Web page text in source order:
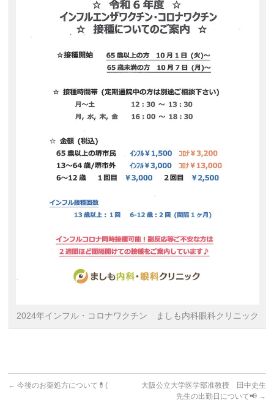
2024年インフル・コロナワクチン ましも内科眼科クリニック
← 今後のお薬処方について💊(
大阪公立大学医学部准教授 田中史生
先生の出勤日について📢 →